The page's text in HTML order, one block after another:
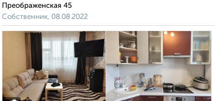
Преображенская 45
Собственник, 08.08.2022